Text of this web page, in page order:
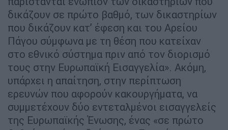
δικάζουν σε πρώτο βαθμό, των δικαστηρίων
που δικάζουν κατ’ έφεση και του Αρείου
Πάγου σύμφωνα με τη θέση που κατείχαν
στο εθνικό σύστημα πριν από τον διορισμό
τους στην Ευρωπαϊκή Εισαγγελία». Ακόμη,
υπάρχει η απαίτηση, στην περίπτωση
ερευνών που αφορούν κακουργήματα, να
συμμετέχουν δύο εντεταλμένοι εισαγγελείς
της Ευρωπαϊκής Ένωσης, ένας «σε πρώτο
βαθμό» και ένας δεύτερος «Εφετών».